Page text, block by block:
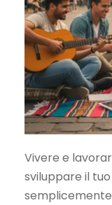
Vivere e
sviluppare il